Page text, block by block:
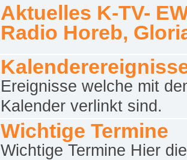
Aktuelles K-TV-
Radio Horeb,
Ereignisse welche mit
Kalender verlinkt sind.
Wichtige Termine
Wichtige Termine Hier die